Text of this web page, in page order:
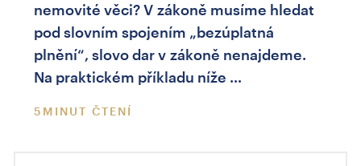
nemovité věci? V zákoně musíme hledat
pod slovním spojením „bezúplatná
plnění“, slovo dar v zákoně nenajdeme.
Na praktickém příkladu níže …
5MINUT ČTENÍ